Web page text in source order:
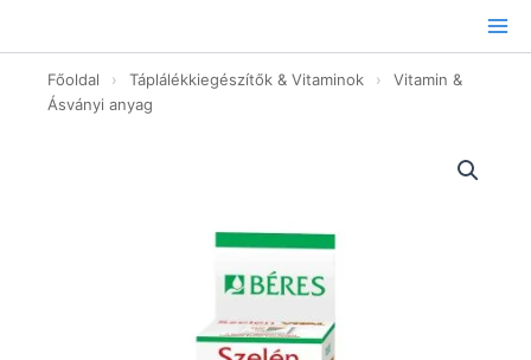
tartalomhoz
Főoldal › Táplálékkiegészítők & Vitaminok ›
Vitamin &
Ásványi anyag